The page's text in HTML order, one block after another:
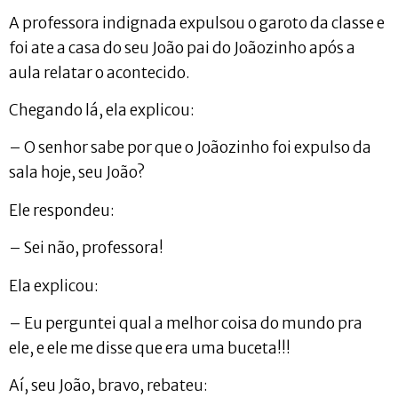
A professora indignada expulsou o garoto da classe e
foi ate a casa do seu João pai do Joãozinho após a
aula relatar o acontecido.
Chegando lá, ela explicou:
– O senhor sabe por que o Joãozinho foi expulso da
sala hoje, seu João?
Ele respondeu:
– Sei não, professora!
Ela explicou:
– Eu perguntei qual a melhor coisa do mundo pra
ele, e ele me disse que era uma buceta!!!
Aí, seu João, bravo, rebateu: